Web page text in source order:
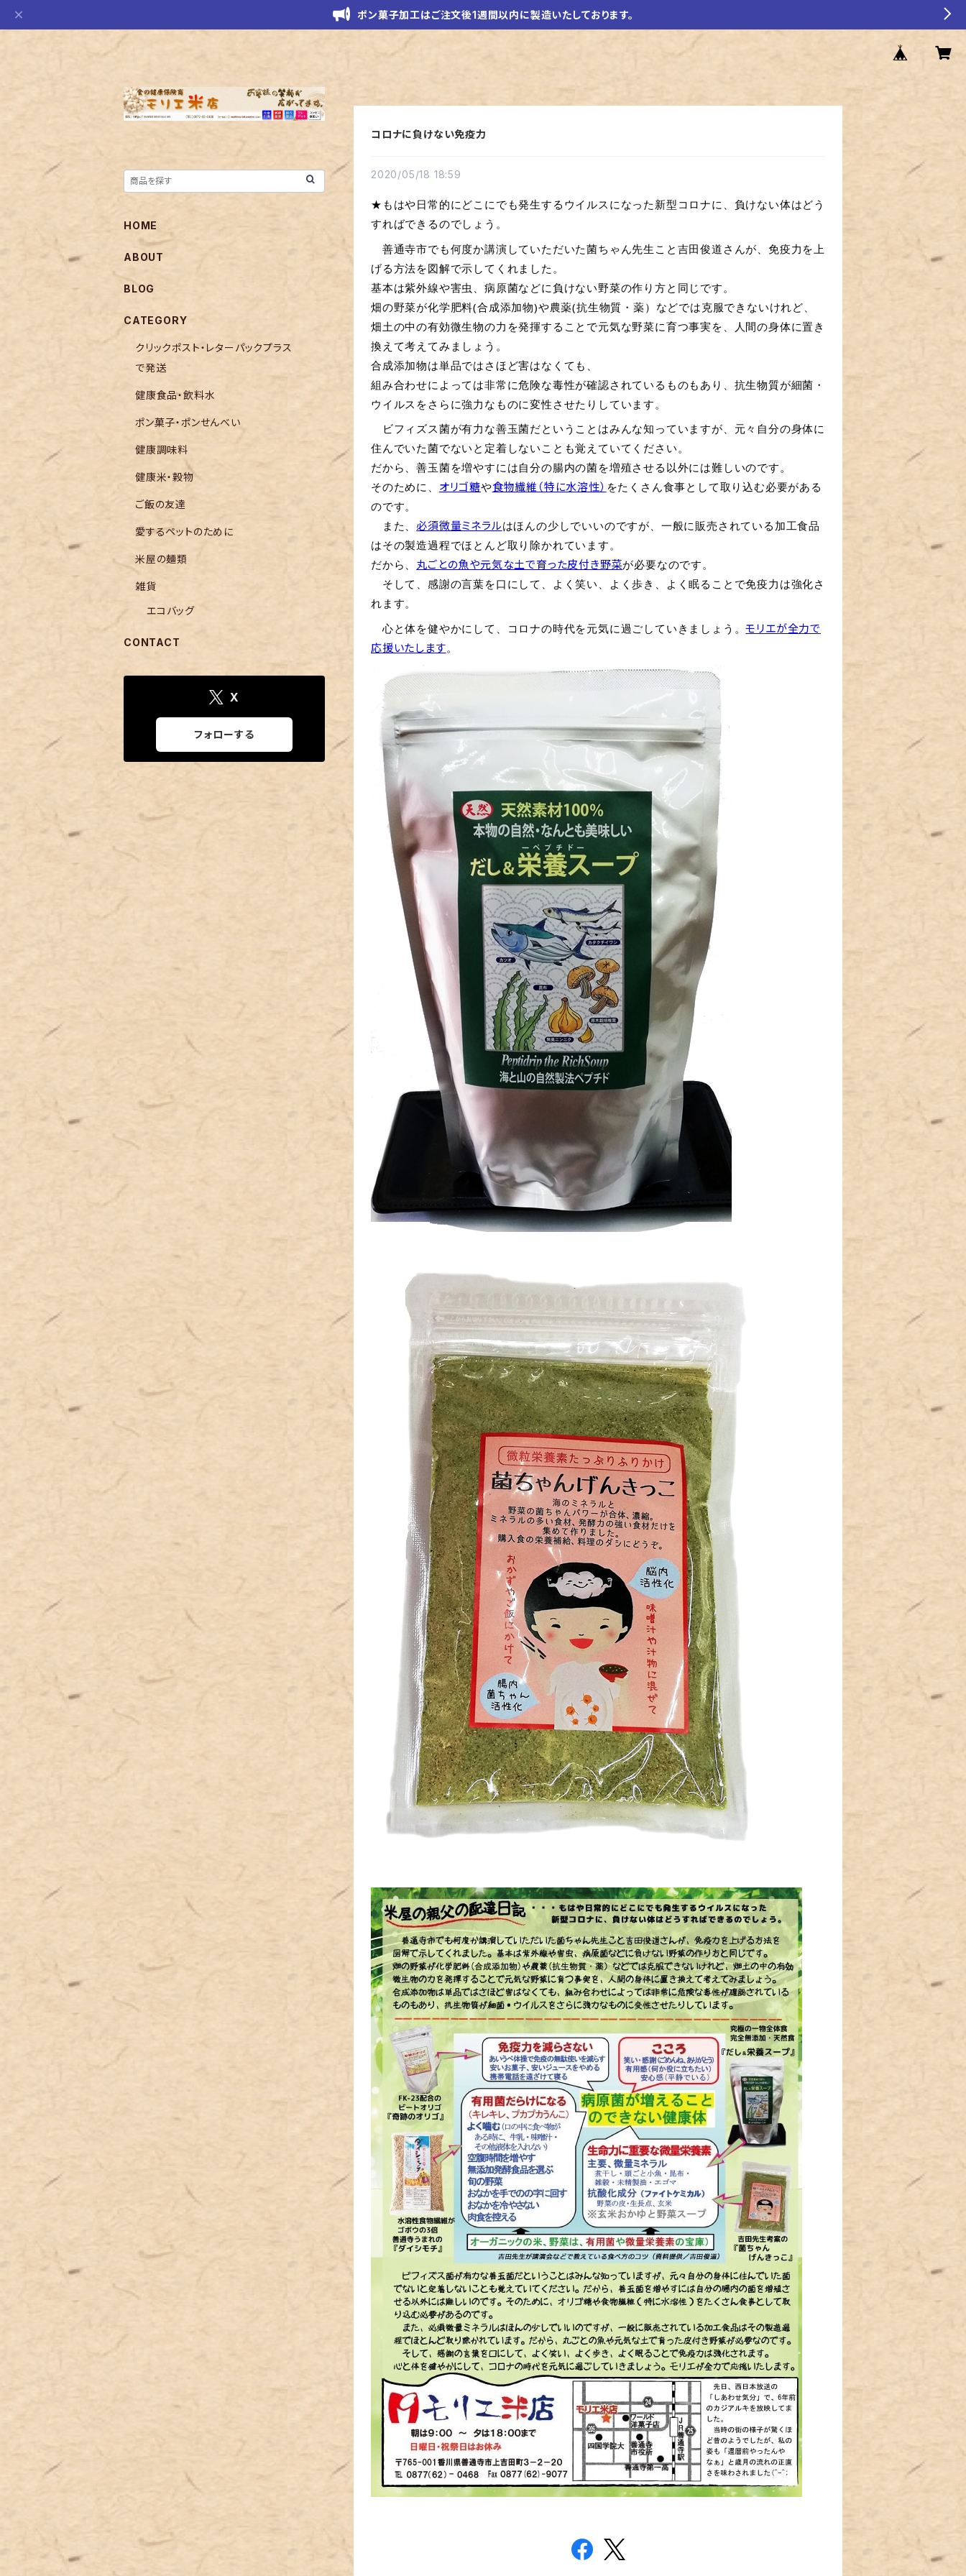
ポン菓子加工はご注文後1週間以内に製造いたしております。
コロナに負けない免疫力
2020/05/18 18:59
★もはや日常的にどこにでも発生するウイルスになった新型コロナに、負けない体はどう
すればできるのでしょう。
善通寺市でも何度か講演していただいた菌ちゃん先生こと吉田俊道さんが、免疫力を上
げる方法を図解で示してくれました。
基本は紫外線や害虫、病原菌などに負けない野菜の作り方と同じです。
畑の野菜が化学肥料(合成添加物)や農薬(抗生物質・薬）などでは克服できないけれど、
畑土の中の有効微生物の力を発揮することで元気な野菜に育つ事実を、人間の身体に置き
換えて考えてみましょう。
合成添加物は単品ではさほど害はなくても、
組み合わせによっては非常に危険な毒性が確認されているものもあり、抗生物質が細菌・
ウイルスをさらに強力なものに変性させたりしています。
ビフィズス菌が有力な善玉菌だということはみんな知っていますが、元々自分の身体に
住んでいた菌でないと定着しないことも覚えていてください。
だから、善玉菌を増やすには自分の腸内の菌を増殖させる以外には難しいのです。
そのために、 オリゴ糖や食物繊維（特に水溶性） をたくさん食事として取り込む必要がある
のです。
また、必須微量ミネラルはほんの少しでいいのですが、一般に販売されている加工食品
はその製造過程でほとんど取り除かれています。
だから、 丸ごとの魚や元気な土で育った皮付き野菜が必要なのです。
そして、感謝の言葉を口にして、よく笑い、よく歩き、よく眠ることで免疫力は強化さ
れます。
心と体を健やかにして、コロナの時代を元気に過ごしていきましょう。モリエが全力で
応援いたします
HOME
ABOUT
BLOG
CATEGORY
クリックポスト・レターパックプラス
で発送
健康食品・飲料水
ポン菓子・ポンせんべい
健康調味料
健康米・穀物
ご飯の友達
愛するペットのために
米屋の麺類
雑貨
エコバッグ
CONTACT
X
フォローする